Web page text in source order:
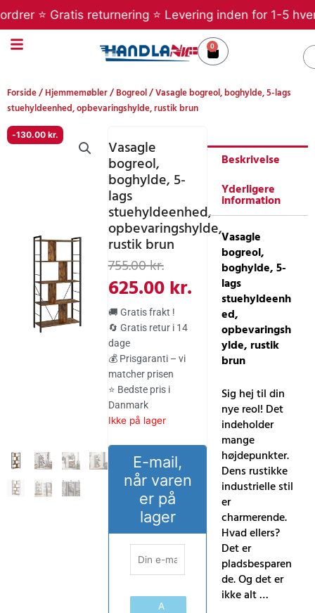
til
indholdet
Gratis returnering ⭐ Levering inden for 1-5
0
Kurv
Forside/Hjemmemøbler/Bogreol/ Vasagle bogreol, boghylde, 5-lags
stuehyldeenhed, opbevaringshylde, rustik brun
-130.00 kr.
Vasagle
bogreol,
boghylde, 5-
lags
stuehyldeenhed,
opbevaringshylde,
rustik brun
755.00kr.Den
oprindelige
pris
var:
755.00 kr..
625.00kr.
Den
aktuelle
pris
625.00 kr..
🚚 Gratis frakt !
🔄 Gratis retur i 14
dage
💰 Prisgaranti – vi
matcher prisen
⭐ Bedste pris i
Danmark
Ikke på lager
E-mail,
når varen
er på
lager
A
Beskrivelse
Yderligere
information
Vasagle
bogreol,
boghylde, 5-
lags
stuehyldeenh
ed,
opbevaringsh
ylde, rustik
brun
Sig hej til din
nye reol! Det
indeholder
mange
højdepunkter.
Dens rustikke
industrielle stil
er
charmerende.
Hvad ellers?
Det er
pladsbesparen
de. Og det er
ikke alt …